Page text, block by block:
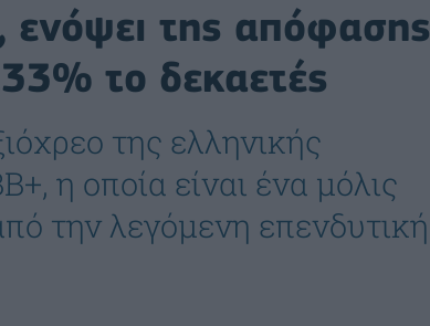
ενόψει της απόφασης
το δεκαετές
της ελληνικής
η οποία είναι ένα μόλις
την λεγόμενη επενδυτική